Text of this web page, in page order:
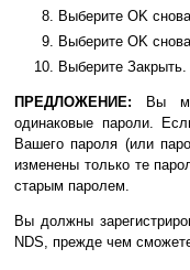
Выберите OK снова.
Выберите OK снова.
Выберите Закрыть.
ПРЕДЛОЖЕНИЕ: Вы
одинаковые пароли.
Вашего пароля (или
изменены только те
старым паролем.
Вы должны
NDS, прежде чем